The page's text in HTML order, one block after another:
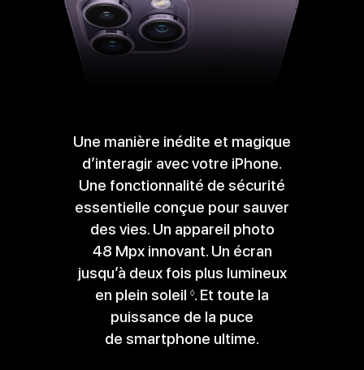
Une manière inédite et magique
d’interagir avec votre iPhone.
Une fonctionnalité de sécurité
essentielle conçue pour sauver
des vies. Un appareil photo
48 Mpx innovant. Un écran
jusqu’à deux fois plus lumineux
en plein soleil ◊Renvoi
aux
mentions
. Et toute la
puissance de la puce
de smartphone ultime.